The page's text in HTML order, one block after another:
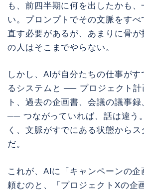
も、前四半期に何を出したかも
い。プロンプトでその文脈をすべ
直す必要があるが、あまりに骨
の人はそこまでやらない。
しかし、AIが自分たちの仕事が
るシステムと ── プロジェクト計
ト、過去の企画書、会議の議事
── つながっていれば、話は違う
く、文脈がすでにある状態から
だ。
これが、AIに「キャンペーンの企
頼むのと、「プロジェクトXの企